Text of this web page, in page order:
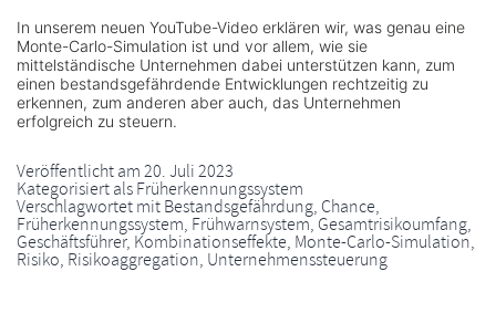
In unserem neuen YouTube-Video erklären wir, was genau eine
Monte-Carlo-Simulation ist und vor allem, wie sie
mittelständische Unternehmen dabei unterstützen kann, zum
einen bestandsgefährdende Entwicklungen rechtzeitig zu
erkennen, zum anderen aber auch, das Unternehmen
erfolgreich zu steuern.
Veröffentlicht am20. Juli 2023
Kategorisiert alsFrüherkennungssystem
Verschlagwortet mitBestandsgefährdung, Chance,
Früherkennungssystem, Frühwarnsystem, Gesamtrisikoumfang,
Geschäftsführer, Kombinationseffekte, Monte-Carlo-Simulation,
Risiko, Risikoaggregation, Unternehmenssteuerung